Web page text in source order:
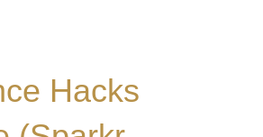
Hacks